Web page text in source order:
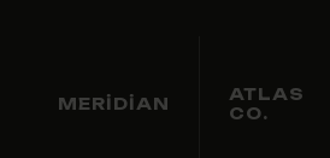
MERIDIAN
ATLAS
CO.